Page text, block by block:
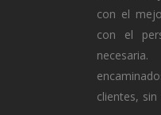
con el
con el
clientes,